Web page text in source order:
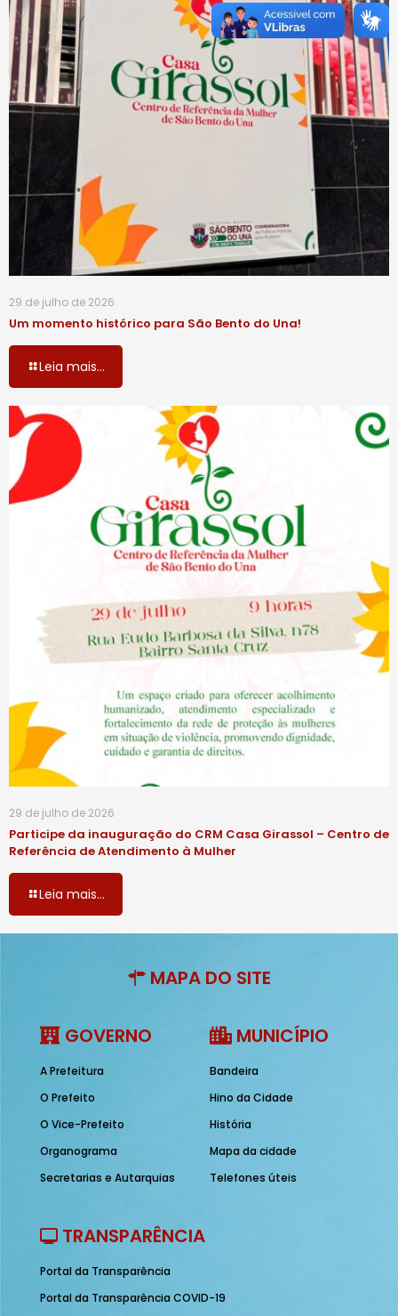
29 de julho de 2026
Um momento histórico para São Bento do Una!
Leia mais...
29 de julho de 2026
Participe da inauguração do CRM Casa Girassol – Centro de
Referência de Atendimento à Mulher
Leia mais...
MAPA DO SITE
GOVERNO
A Prefeitura
O Prefeito
O Vice-Prefeito
Organograma
Secretarias e Autarquias
MUNICÍPIO
Bandeira
Hino da Cidade
História
Mapa da cidade
Telefones úteis
TRANSPARÊNCIA
Portal da Transparência
Portal da Transparência COVID-19